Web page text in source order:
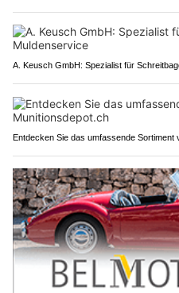
A. Keusch GmbH: Spezialist für
Entdecken Sie das umfassende Sortiment